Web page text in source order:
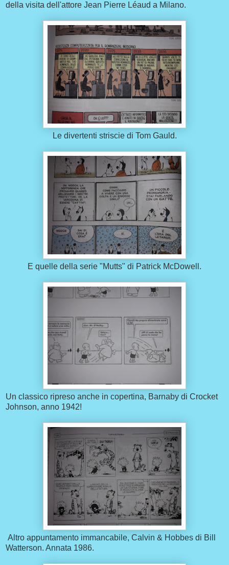
della visita dell'attore Jean Pierre Léaud a Milano.
Le divertenti striscie di Tom Gauld.
E quelle della serie "Mutts" di Patrick McDowell.
Un classico ripreso anche in copertina, Barnaby di Crocket
Johnson, anno 1942!
Altro appuntamento immancabile, Calvin & Hobbes di Bill
Watterson. Annata 1986.